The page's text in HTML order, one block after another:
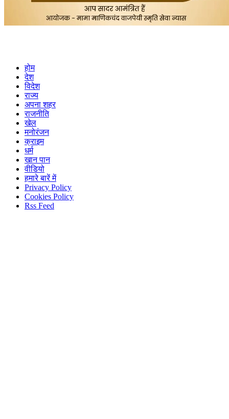
होम
देश
विदेश
राज्य
अपना शहर
राजनीति
खेल
मनोरंजन
क्राइम
धर्म
खान पान
वीडियो
हमारे बारें में
Privacy Policy
Cookies Policy
Rss Feed